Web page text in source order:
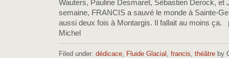
•
Wauters, Pauline Desmaret, Sébastien Derock, et
semaine, FRANCIS a sauvé le monde à Sainte-
aussi deux fois à Montargis. Il fallait au moins ça.
Michel
Filed under: dédicace, Fluide Glacial , francis, théâtre by